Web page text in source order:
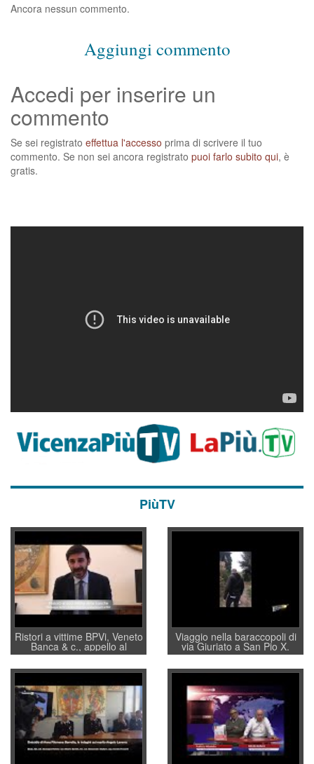
Ancora nessun commento.
Aggiungi commento
Accedi per inserire un
commento
Se sei registrato effettua l'accesso prima di scrivere il tuo
commento. Se non sei ancora registrato puoi farlo subito qui, è
gratis.
PiùTV
Ristori a vittime BPVi, Veneto
Banca & c., appello al
sottosegretario Alessio
Villarosa: per mettere ordine
convochi con Di Maio CNCU
a supporto della cabina di
regia al Mef
Viaggio nella baraccopoli di
via Giuriato a San Pio X.
Vicenza ai Vicentini: “faremo
un regalo di Natale ai
residenti”